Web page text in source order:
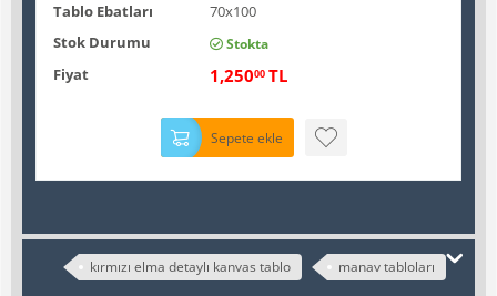
Tablo Ebatları
70x100
Stok Durumu
Stokta
Fiyat 1,25000 TL
Sepete ekle
kırmızı elma detaylı kanvas tablo manav tabloları